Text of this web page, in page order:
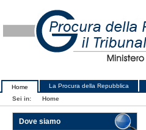
Home La Procura della Repubblica
Sei in:
Home
Dove siamo